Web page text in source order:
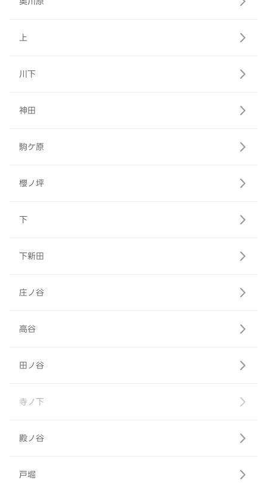
上
川下
神田
駒ケ原
櫻ノ坪
下
下新田
庄ノ谷
高谷
田ノ谷
寺ノ下
殿ノ谷
戸堀